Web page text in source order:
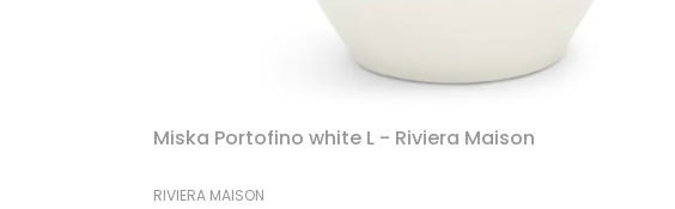
Miska Portofino white L - Riviera Maison
PRODUCENT
RIVIERA MAISON